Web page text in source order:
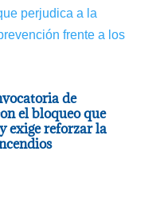
de
el bloqueo que
exige reforzar la